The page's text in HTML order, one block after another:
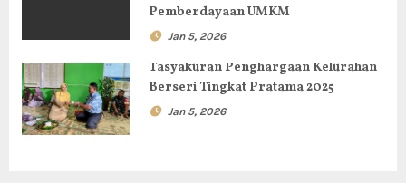
Pemberdayaan UMKM
Jan 5, 2026
Tasyakuran Penghargaan Kelurahan
Berseri Tingkat Pratama 2025
Jan 5, 2026